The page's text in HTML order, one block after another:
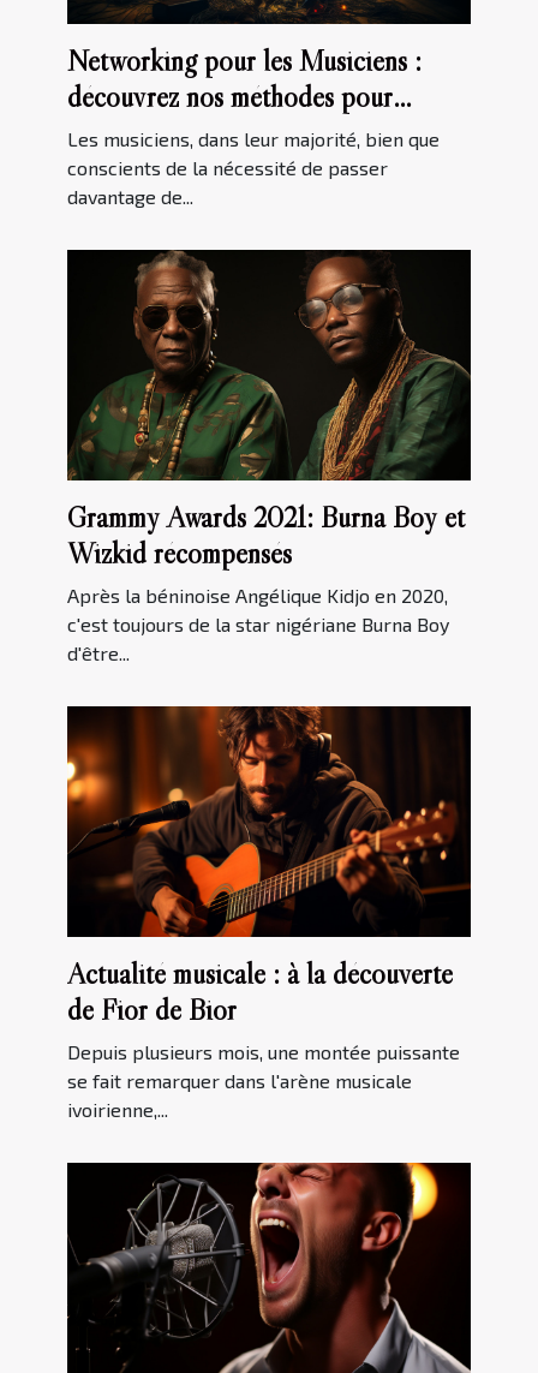
Networking pour les Musiciens :
découvrez nos méthodes pour
développer votre Réseau
Les musiciens, dans leur majorité, bien que
conscients de la nécessité de passer
davantage de...
Grammy Awards 2021: Burna Boy et
Wizkid récompensés
Après la béninoise Angélique Kidjo en 2020,
c'est toujours de la star nigériane Burna Boy
d'être...
Actualité musicale : à la découverte
de Fior de Bior
Depuis plusieurs mois, une montée puissante
se fait remarquer dans l'arène musicale
ivoirienne,...